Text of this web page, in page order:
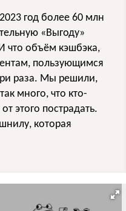
год более 60 млн
«Выгоду»
что объём кэшбэка,
пользующимся
раза. Мы решили,
много, что кто-
этого пострадать.
которая